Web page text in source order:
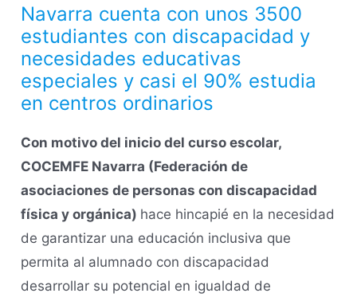
Navarra cuenta con unos 3500
estudiantes con discapacidad y
necesidades educativas
especiales y casi el 90% estudia
en centros ordinarios
Con motivo del inicio del curso escolar,
COCEMFE Navarra (Federación de
asociaciones de personas con discapacidad
física y orgánica) hace hincapié en la necesidad
de garantizar una educación inclusiva que
permita al alumnado con discapacidad
desarrollar su potencial en igualdad de